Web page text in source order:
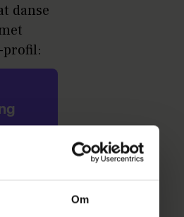
Om
danse
profil:
for